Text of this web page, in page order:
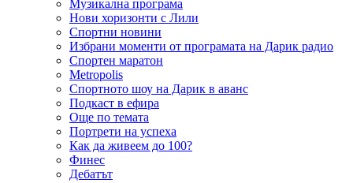
Музикална програма
Нови хоризонти с Лили
Спортни новини
Избрани моменти от програмата на Дарик радио
Спортен маратон
Metropolis
Спортното шоу на Дарик в аванс
Подкаст в ефира
Още по темата
Портрети на успеха
Как да живеем до 100?
Финес
Дебатът